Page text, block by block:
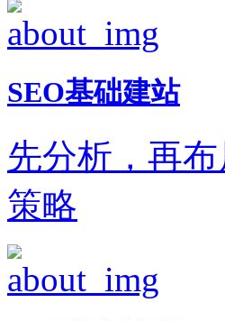
SEO基础建站
先分析，再
策略